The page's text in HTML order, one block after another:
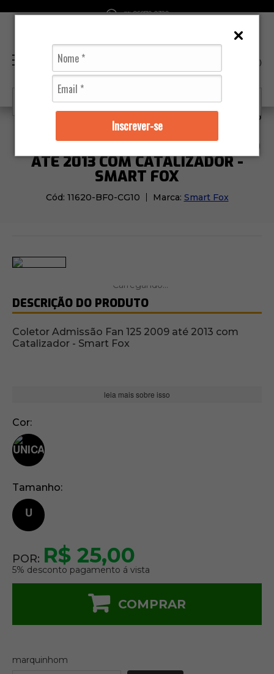
Inscrever-se
(11)96070-0320
(0)
Moto Peças Coletor Admissão Fan 125
COLETOR ADMISSÃO FAN 125 2009
ATÉ 2013 COM CATALIZADOR -
SMART FOX
Cód: 11620-BF0-CG10 Marca: Smart Fox
DESCRIÇÃO DO PRODUTO
Coletor Admissão Fan 125 2009 até 2013 com
Catalizador - Smart Fox
leia mais sobre isso
Cor
Tamanho
U
POR: R$ 25,00
5% desconto pagamento á vista
COMPRAR
marquinhom